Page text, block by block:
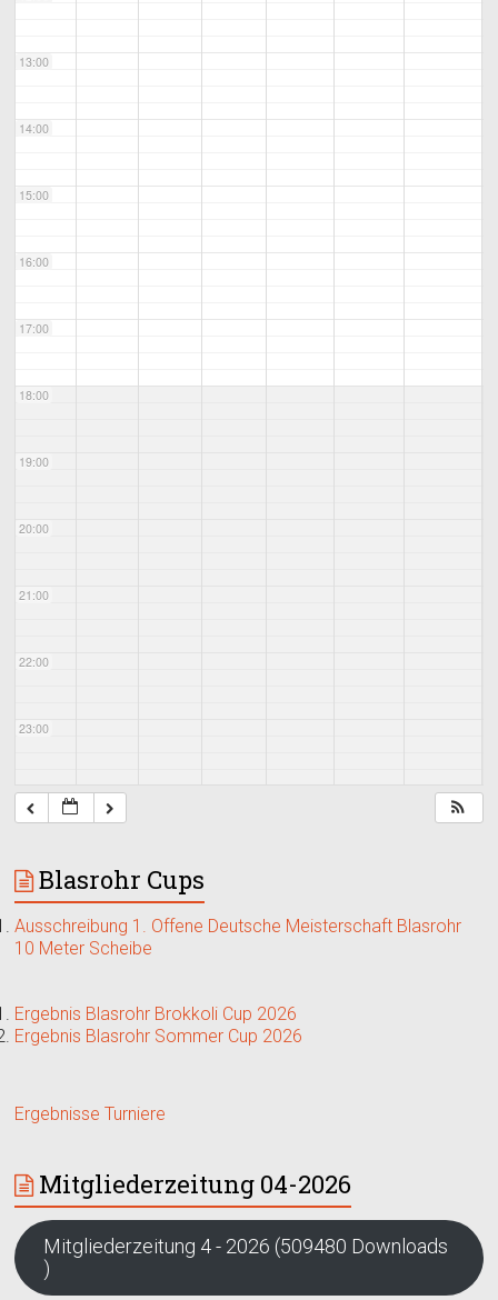
13:00
14:00
15:00
16:00
17:00
18:00
19:00
20:00
21:00
22:00
23:00
Blasrohr Cups
Ausschreibung 1. Offene Deutsche Meisterschaft Blasrohr
10 Meter Scheibe
Ergebnis Blasrohr Brokkoli Cup 2026
Ergebnis Blasrohr Sommer Cup 2026
Ergebnisse Turniere
Mitgliederzeitung 04-2026
Mitgliederzeitung 4 - 2026 (509480 Downloads
)